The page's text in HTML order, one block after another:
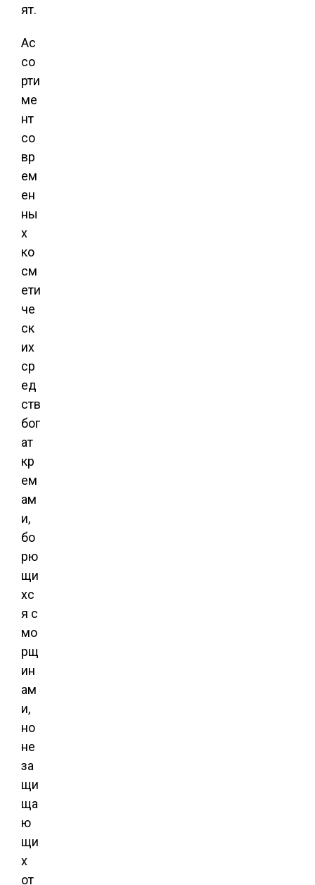
ят.
Ас
со
рти
ме
нт
со
вр
ем
ен
ны
х
ко
см
ети
че
ск
их
ср
ед
ств
бог
ат
кр
ем
ам
и,
бо
рю
щи
хс
я с
мо
рщ
ин
ам
и,
но
не
за
щи
ща
ю
щи
х
от